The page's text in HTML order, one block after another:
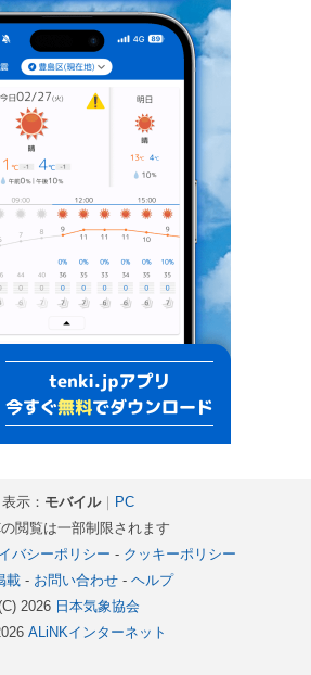
表示： モバイル｜ PC
閲覧は一部制限されます
バシーポリシー - クッキーポリシー
載- お問い合わせ- ヘルプ
2026 日本気象協会
ALiNKインターネット